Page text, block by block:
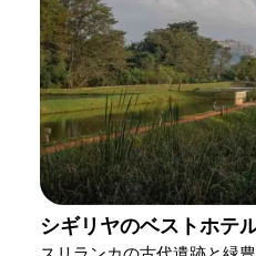
シギリヤのベストホテ